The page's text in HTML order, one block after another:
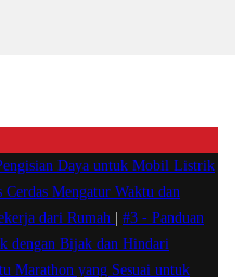
Daya untuk Mobil Listrik
Cerdas Mengatur Waktu dan
dari Rumah
#3 - Panduan
dengan Bijak dan Hindari
Marathon yang Sesuai untuk